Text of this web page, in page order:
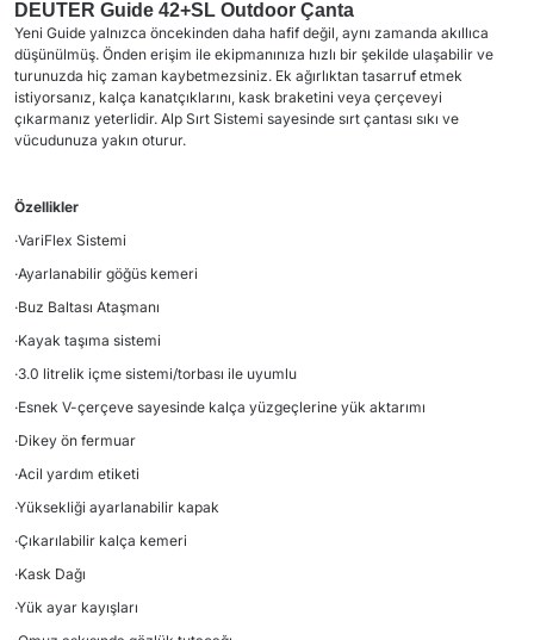
DEUTER Guide 42+SL Outdoor Çanta
Yeni Guide yalnızca öncekinden daha hafif değil, aynı zamanda akıllıca
düşünülmüş. Önden erişim ile ekipmanınıza hızlı bir şekilde ulaşabilir ve
turunuzda hiç zaman kaybetmezsiniz. Ek ağırlıktan tasarruf etmek
istiyorsanız, kalça kanatçıklarını, kask braketini veya çerçeveyi
çıkarmanız yeterlidir. Alp Sırt Sistemi sayesinde sırt çantası sıkı ve
vücudunuza yakın oturur.
Özellikler
·VariFlex Sistemi
·Ayarlanabilir göğüs kemeri
·Buz Baltası Ataşmanı
·Kayak taşıma sistemi
·3.0 litrelik içme sistemi/torbası ile uyumlu
·Esnek V-çerçeve sayesinde kalça yüzgeçlerine yük aktarımı
·Dikey ön fermuar
·Acil yardım etiketi
·Yüksekliği ayarlanabilir kapak
·Çıkarılabilir kalça kemeri
·Kask Dağı
·Yük ayar kayışları